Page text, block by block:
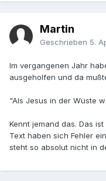
Martin
Geschrieben 5.
Im vergangenen Jahr
ausgeholfen und da
"Als Jesus in der Wüste
Kennt jemand das. Das
Text haben sich Fehler
steht so absolut nicht in